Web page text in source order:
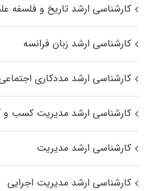
کارشناسی ارشد تاریخ و فلسفه
کارشناسی ارشد زبان فرانسه
کارشناسی ارشد مددکاری
کارشناسی ارشد مدیریت کسب و
کارشناسی ارشد مدیریت
کارشناسی ارشد مدیریت اجرایی